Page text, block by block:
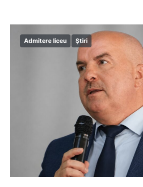
Admitere liceu Știri